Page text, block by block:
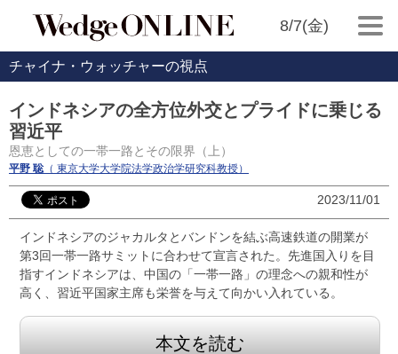
8/7(金)
チャイナ・ウォッチャーの視点
インドネシアの全方位外交とプライドに乗じる
習近平
恩恵としての一帯一路とその限界（上）
平野 聡 （ 東京大学大学院法学政治学研究科教授）
2023/11/01
インドネシアのジャカルタとバンドンを結ぶ高速鉄道の開業が
第3回一帯一路サミットに合わせて宣言された。先進国入りを目
指すインドネシアは、中国の「一帯一路」の理念への親和性が
高く、習近平国家主席も栄誉を与えて向かい入れている。
本文を読む